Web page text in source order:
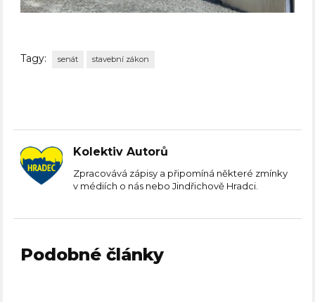
Tagy: senát stavební zákon
Kolektiv Autorů
Zpracovává zápisy a připomíná některé zmínky
v médiích o nás nebo Jindřichově Hradci.
Podobné články